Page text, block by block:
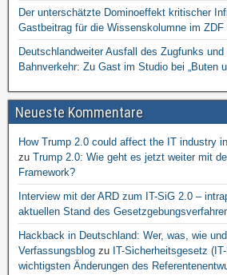
Der unterschätzte Dominoeffekt kritischer
Gastbeitrag für die Wissenskolumne im ZDF
Deutschlandweiter Ausfall des Zugfunks
Bahnverkehr: Zu Gast im Studio bei „Buten
Neueste Kommentare
How Trump 2.0 could affect the IT industry
zu Trump 2.0: Wie geht es jetzt weiter mit
Framework?
Interview mit der ARD zum IT-SiG 2.0 –
aktuellen Stand des
Hackback in Deutschland: Wer, was, wie und
Verfassungsblog zu IT-Sicherheitsgesetz
wichtigsten Änderungen des